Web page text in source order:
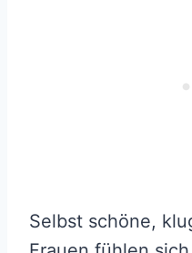
Selbst schöne,